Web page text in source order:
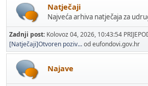
Natječaji
Najveća arhiva natječaja za
Zadnji post: Kolovoz 04, 2026, 10:43:54
[Natječaji]Otvoren poziv...od eufondovi.gov.hr
Najave